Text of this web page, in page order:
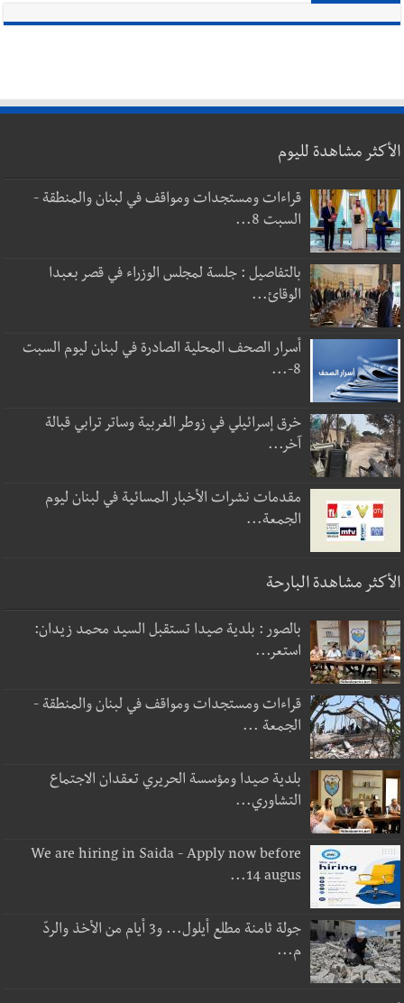
الأكثر مشاهدة لليوم
قراءات ومستجدات ومواقف في لبنان والمنطقة -
السبت 8...
بالتفاصيل : جلسة لمجلس الوزراء في قصر بعبدا
الوقائ...
أسرار الصحف المحلية الصادرة في لبنان ليوم السبت
8-...
خرق إسرائيلي في زوطر الغربية وساتر ترابي قبالة
آخر...
مقدمات نشرات الأخبار المسائية في لبنان ليوم
الجمعة...
الأكثر مشاهدة البارحة
بالصور : بلدية صيدا تستقبل السيد محمد زيدان:
استعر...
قراءات ومستجدات ومواقف في لبنان والمنطقة -
الجمعة ...
بلدية صيدا ومؤسسة الحريري تعقدان الاجتماع
التشاوري...
We are hiring in Saida - Apply now before
14 augus...
جولة ثامنة مطلع أيلول... و3 أيام من الأخذ والردّ
م...